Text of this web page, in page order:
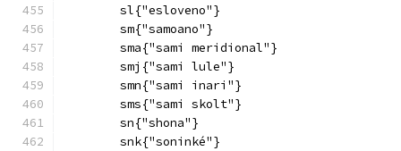
        sl{"esloveno"}
        sm{"samoano"}
        sma{"sami meridional"}
        smj{"sami lule"}
        smn{"sami inari"}
        sms{"sami skolt"}
        sn{"shona"}
        snk{"soninké"}